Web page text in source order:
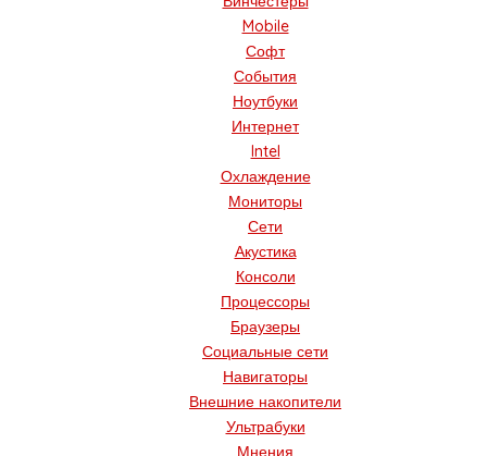
Mobile
Софт
События
Ноутбуки
Интернет
Intel
Охлаждение
Мониторы
Сети
Акустика
Консоли
Процессоры
Браузеры
Социальные сети
Навигаторы
Внешние накопители
Ультрабуки
Мнения